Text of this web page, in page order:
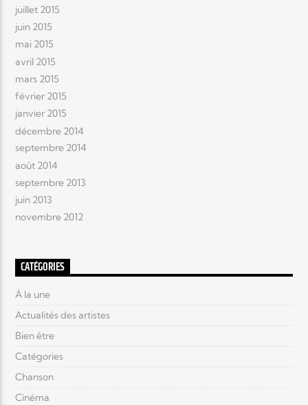
juillet 2015
juin 2015
mai 2015
avril 2015
mars 2015
février 2015
janvier 2015
décembre 2014
septembre 2014
août 2014
septembre 2013
juin 2013
novembre 2012
CATÉGORIES
À la une
Actualités des artistes
Bien être
Catégories
Chanson
Cinéma